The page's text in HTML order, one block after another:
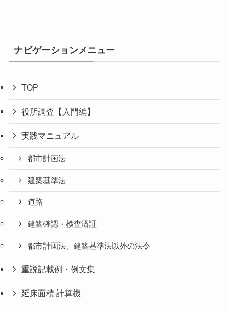
ナビゲーションメニュー
TOP
役所調査【入門編】
実践マニュアル
都市計画法
建築基準法
道路
建築確認・検査済証
都市計画法、建築基準法以外の法令
重説記載例・例文集
延床面積 計算機